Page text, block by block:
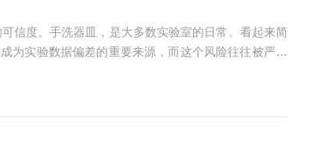
信度。手洗器皿，是大多数实验室的日常。看起来简
为实验数据偏差的重要来源，而这个风险往往被严重